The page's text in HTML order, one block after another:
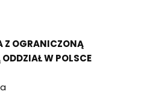
Z OGRANICZONĄ
W POLSCE